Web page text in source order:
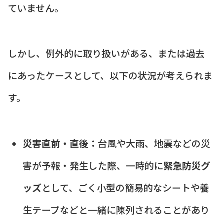
ていません。
しかし、例外的に取り扱いがある、または過去
にあったケースとして、以下の状況が考えられま
す。
災害直前・直後： 台風や大雨、地震などの災
害が予報・発生した際、一時的に緊急防災グ
ッズとして、ごく小型の簡易的なシートや養
生テープなどと一緒に陳列されることがあり